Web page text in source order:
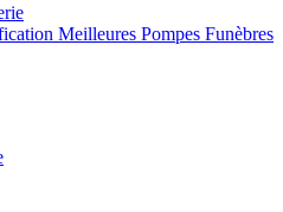
Meilleures Pompes Funèbres